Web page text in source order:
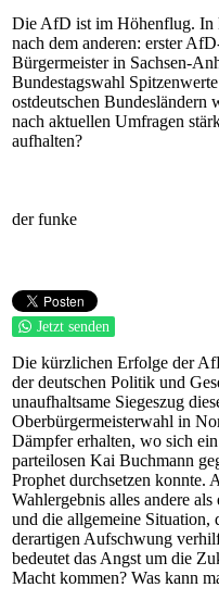
Die AfD ist im Höhenflug. In
nach dem anderen: erster
Bürgermeister in Sachsen-
Bundestagswahl
ostdeutschen Bundesländern
nach aktuellen Umfragen
aufhalten?
der funke
Jetzt senden
Die kürzlichen Erfolge der
der deutschen Politik und
unaufhaltsame Siegeszug
Oberbürgermeisterwahl in
Dämpfer erhalten, wo sich
parteilosen Kai Buchmann
Prophet durchsetzen konnte.
Wahlergebnis alles andere
und die allgemeine Situation,
derartigen Aufschwung
bedeutet das Angst um die
Macht kommen? Was kann